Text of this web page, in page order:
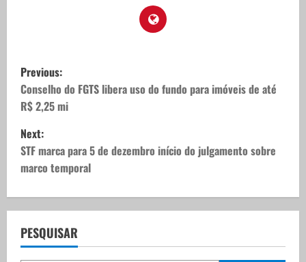
P
o
s
t
n
a
v
Previous:
Conselho do FGTS libera uso do fundo para imóveis de até
R$ 2,25 mi
Next:
STF marca para 5 de dezembro início do julgamento sobre
marco temporal
PESQUISAR